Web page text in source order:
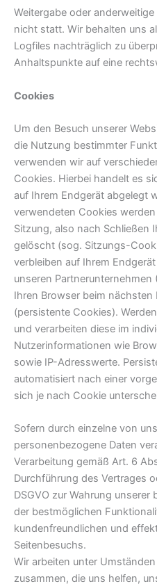
Weitergabe oder
nicht statt. Wir behalten uns
Logfiles nachträglich zu
Anhaltspunkte auf eine
Cookies
Um den Besuch unserer
die Nutzung bestimmter
verwenden wir auf
Cookies. Hierbei handelt es
auf Ihrem Endgerät abgelegt
verwendeten Cookies
Sitzung, also nach Schließen
gelöscht (sog. Sitzungs-
verbleiben auf Ihrem
unseren
Ihren Browser beim nächsten
(persistente Cookies).
und verarbeiten diese im
Nutzerinformationen wie
sowie IP-Adresswerte.
automatisiert nach einer
sich je nach Cookie
Sofern durch einzelne von
personenbezogene Daten
Verarbeitung gemäß Art. 6
Durchführung des Vertrages
DSGVO zur Wahrung
der bestmöglichen
kundenfreundlichen und
Seitenbesuchs.
Wir arbeiten unter
zusammen, die uns helfen,